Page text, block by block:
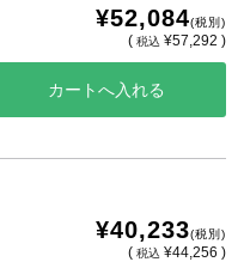
¥52,084(税別)
(税込 ¥57,292 )
¥40,233(税別)
(税込 ¥44,256 )